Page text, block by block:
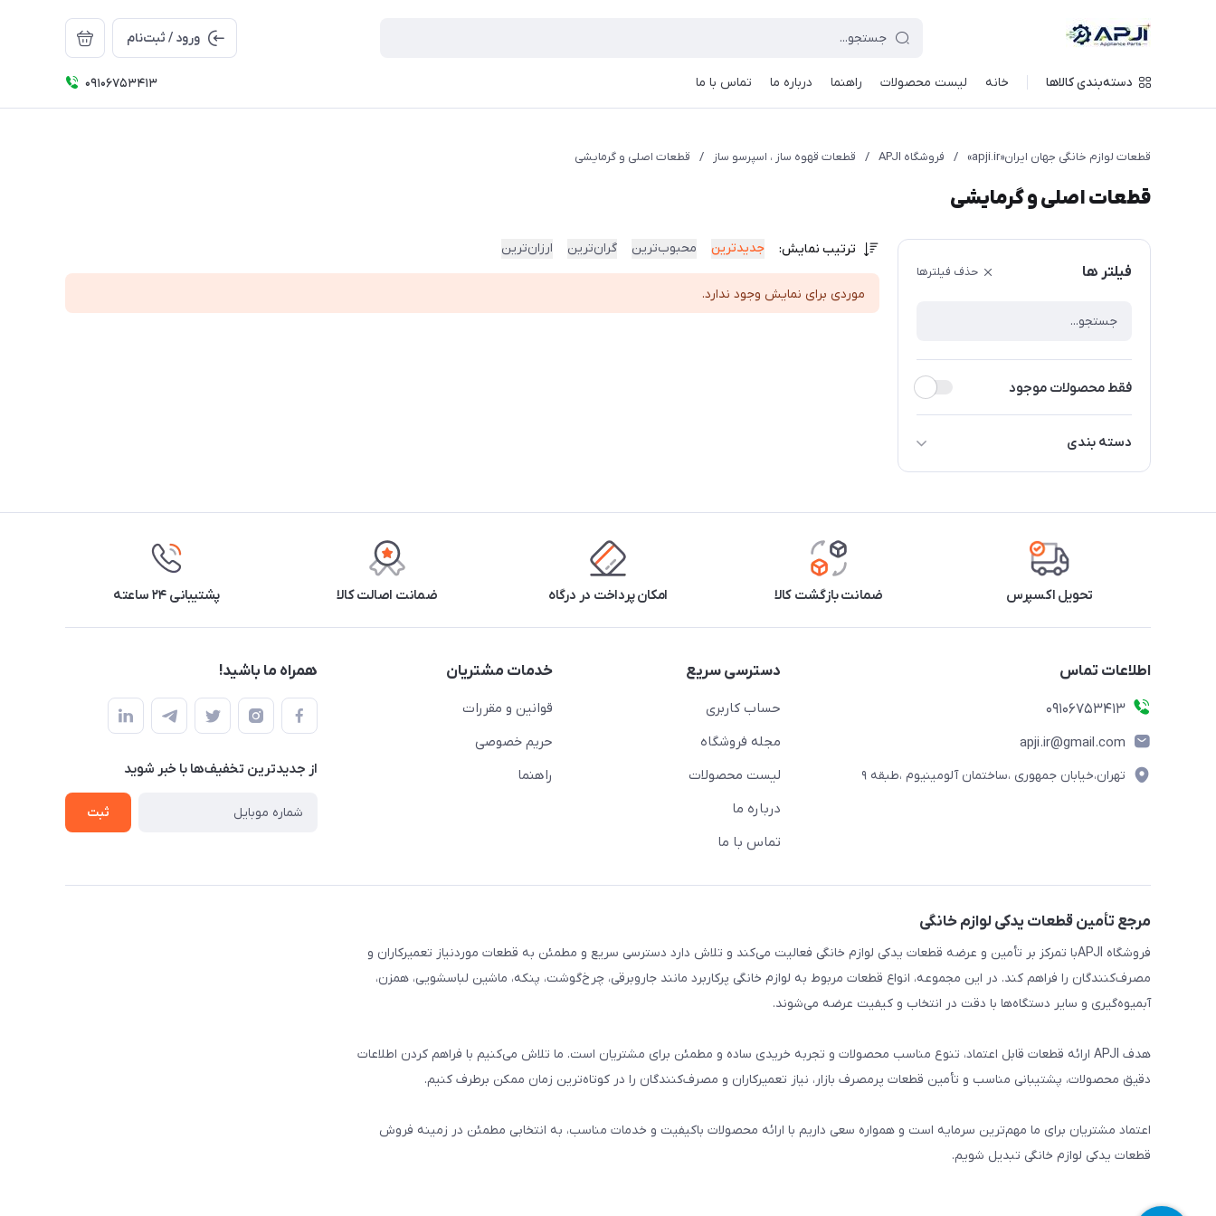
ورود / ثبت‌نام
دسته‌بندی کالاها خانه لیست محصولات راهنما درباره ما تماس با ما 09106753413
قطعات لوازم خانگی جهان ایران«apji.ir» / فروشگاه APJI / قطعات قهوه ساز ، اسپرسو ساز / قطعات اصلی و گرمایشی
قطعات اصلی و گرمایشی
فیلتر ها حذف فیلترها
فقط محصولات موجود
دسته بندی
المنت / هیتر
ترموستات ( کنترل دما )
ترموفیوز / فیوز حرارتی ( ایمنی )
پمپ آب ( در مدل های پمپی /
اسپرسوساز )
برد الکترونیکی (در مدل های دیجیتال
ترتیب نمایش: جدیدترین محبوب‌ترین گران‌ترین ارزان‌ترین
موردی برای نمایش وجود ندارد.
تحویل اکسپرس ضمانت بازگشت کالا امکان پرداخت در درگاه ضمانت اصالت کالا پشتیبانی ۲۴ ساعته
اطلاعات تماس
09106753413
apji.ir@gmail.com
تهران،خیابان جمهوری ،ساختمان آلومینیوم ،طبقه ۹
دسترسی سریع
حساب کاربری
مجله فروشگاه
لیست محصولات
درباره ما
تماس با ما
خدمات مشتریان
قوانین و مقررات
حریم خصوصی
راهنما
همراه ما باشید!
از جدید‌ترین تخفیف‌ها با‌ خبر شوید
ثبت
مرجع تأمین قطعات یدکی لوازم خانگی
فروشگاه APJIبا تمرکز بر تأمین و عرضه قطعات یدکی لوازم خانگی فعالیت می‌کند و تلاش دارد دسترسی سریع و مطمئن به قطعات موردنیاز تعمیرکاران و
مصرف‌کنندگان را فراهم کند. در این مجموعه، انواع قطعات مربوط به لوازم خانگی پرکاربرد مانند جاروبرقی، چرخ‌گوشت، پنکه، ماشین لباسشویی، همزن،
آبمیوه‌گیری و سایر دستگاه‌ها با دقت در انتخاب و کیفیت عرضه می‌شوند.
هدف APJI ارائه قطعات قابل اعتماد، تنوع مناسب محصولات و تجربه خریدی ساده و مطمئن برای مشتریان است. ما تلاش می‌کنیم با فراهم کردن اطلاعات
دقیق محصولات، پشتیبانی مناسب و تأمین قطعات پرمصرف بازار، نیاز تعمیرکاران و مصرف‌کنندگان را در کوتاه‌ترین زمان ممکن برطرف کنیم.
اعتماد مشتریان برای ما مهم‌ترین سرمایه است و همواره سعی داریم با ارائه محصولات باکیفیت و خدمات مناسب، به انتخابی مطمئن در زمینه فروش
قطعات یدکی لوازم خانگی تبدیل شویم.